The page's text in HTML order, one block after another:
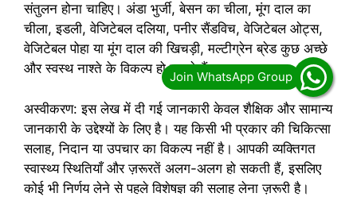
संतुलन होना चाहिए। अंडा भुर्जी, बेसन का चीला, मूंग दाल का
चीला, इडली, वेजिटेबल दलिया, पनीर सैंडविच, वेजिटेबल ओट्स,
वेजिटेबल पोहा या मूंग दाल की खिचड़ी, मल्टीग्रेन ब्रेड कुछ अच्छे
और स्वस्थ नाश्ते के विकल्प हो सकते हैं।
अस्वीकरण: इस लेख में दी गई जानकारी केवल शैक्षिक और सामान्य
जानकारी के उद्देश्यों के लिए है। यह किसी भी प्रकार की चिकित्सा
सलाह, निदान या उपचार का विकल्प नहीं है। आपकी व्यक्तिगत
स्वास्थ्य स्थितियाँ और ज़रूरतें अलग-अलग हो सकती हैं, इसलिए
कोई भी निर्णय लेने से पहले विशेषज्ञ की सलाह लेना ज़रूरी है।